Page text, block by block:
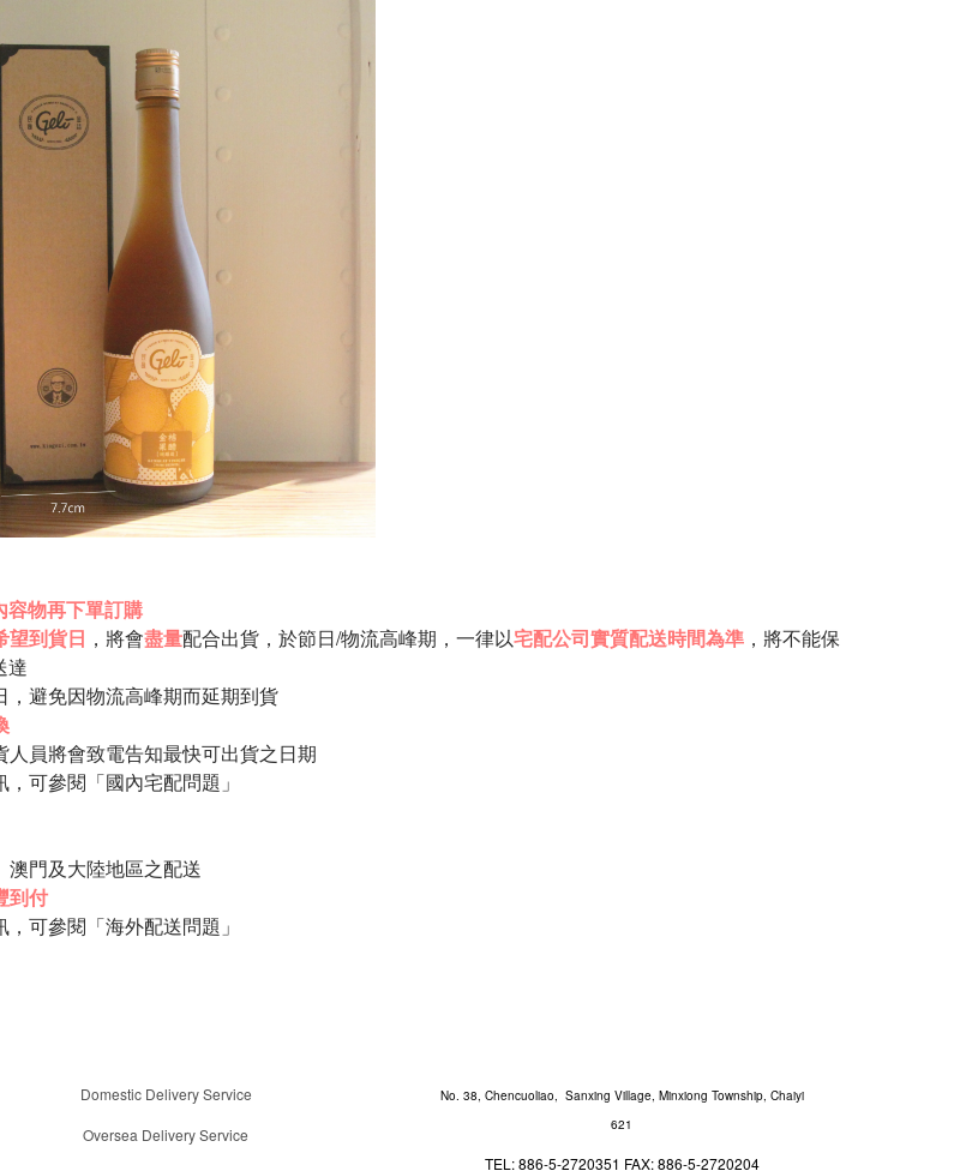
容物再下單訂購
望到貨日 ，將會盡量配合出貨，於節日/物流高峰期，一律以宅配公司實質配送時間為準 ，將不能保
達
，避免因物流高峰期而延期到貨
人員將會致電告知最快可出貨之日期
，可參閱「國內宅配問題 」
澳門及大陸地區之配送
到付
，可參閱 「海外配送問題」
Domestic Delivery Service
Oversea Delivery Service
No. 38, Chencuoliao, Sanxing Village, Minxiong Township, Chaiyi
621
TEL: 886-5-2720351 FAX: 886-5-2720204